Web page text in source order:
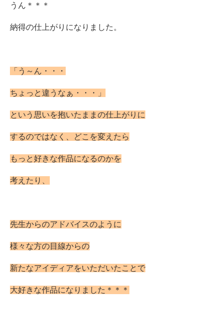
うん＊＊＊
納得の仕上がりになりました。
「う～ん・・・
ちょっと違うなぁ・・・」
という思いを抱いたままの仕上がりに
するのではなく、どこを変えたら
もっと好きな作品になるのかを
考えたり、
先生からのアドバイスのように
様々な方の目線からの
新たなアイディアをいただいたことで
大好きな作品になりました＊＊＊